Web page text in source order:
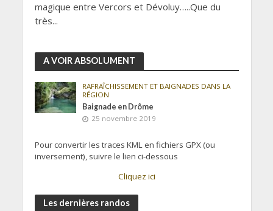
magique entre Vercors et Dévoluy…..Que du
très...
A VOIR ABSOLUMENT
RAFRAÎCHISSEMENT ET BAIGNADES DANS LA
RÉGION
Baignade en Drôme
25 novembre 2019
Pour convertir les traces KML en fichiers GPX (ou
inversement), suivre le lien ci-dessous
Cliquez ici
Les dernières randos